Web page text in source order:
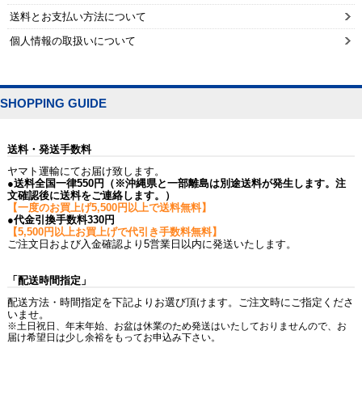
送料とお支払い方法について
個人情報の取扱いについて
SHOPPING GUIDE
送料・発送手数料
ヤマト運輸にてお届け致します。
●送料全国一律550円（※沖縄県と一部離島は別途送料が発生します。注
文確認後に送料をご連絡します。）
【一度のお買上げ5,500円以上で送料無料】
●代金引換手数料330円
【5,500円以上お買上げで代引き手数料無料】
ご注文日および入金確認より5営業日以内に発送いたします。
「配送時間指定」
配送方法・時間指定を下記よりお選び頂けます。ご注文時にご指定くださ
いませ。
※土日祝日、年末年始、お盆は休業のため発送はいたしておりませんので、お
届け希望日は少し余裕をもってお申込み下さい。